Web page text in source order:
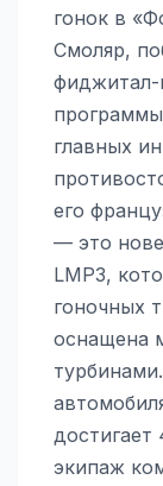
гонок в
Смоляр,
фиджитал-
главных
его
— это
LMP3,
гоночных
оснащена
экипаж